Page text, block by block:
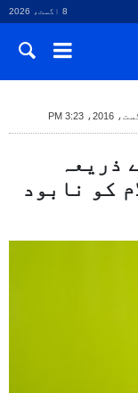
8 اگست، 2026
ذریعہ
کو نابود